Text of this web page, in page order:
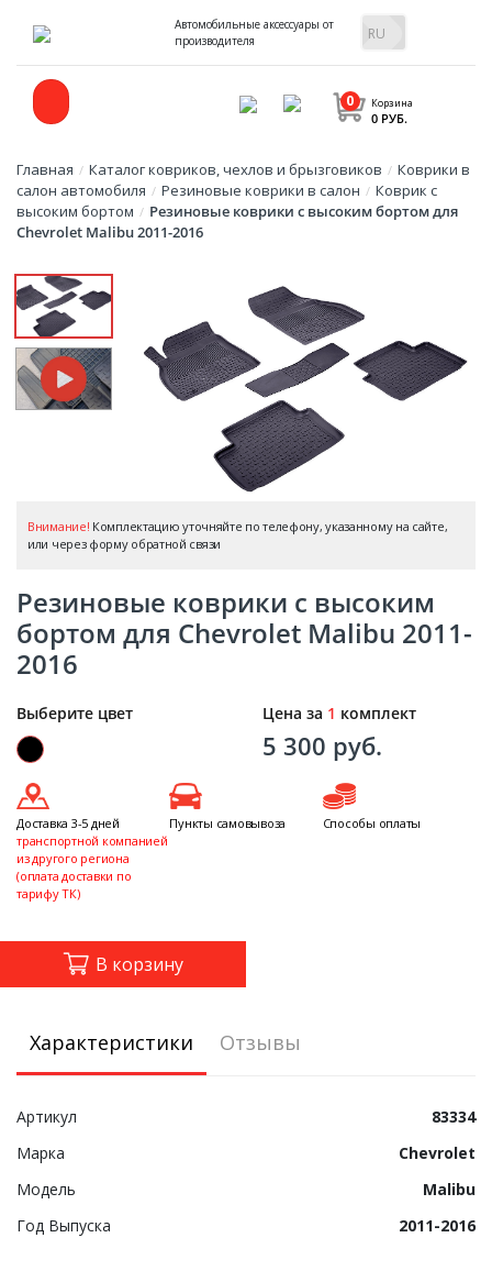
Автомобильные аксессуары от
производителя
Корзина
0
0 РУБ.
Главная / Каталог ковриков, чехлов и брызговиков / Коврики в
салон автомобиля / Резиновые коврики в салон / Коврик с
высоким бортом / Резиновые коврики с высоким бортом для
Chevrolet Malibu 2011-2016
Внимание! Комплектацию уточняйте по телефону, указанному на сайте,
или через форму обратной связи
Резиновые коврики с высоким
бортом для Chevrolet Malibu 2011-
2016
Выберите цвет Цена за 1 комплект
5 300 руб.
В корзину
Доставка 3-5 дней
транспортной компанией
из другого региона
(оплата доставки по
тарифу ТК)
Пункты самовывоза Способы оплаты
Характеристики Отзывы
Артикул
83334
Марка
Chevrolet
Модель
Malibu
Год Выпуска
2011-2016